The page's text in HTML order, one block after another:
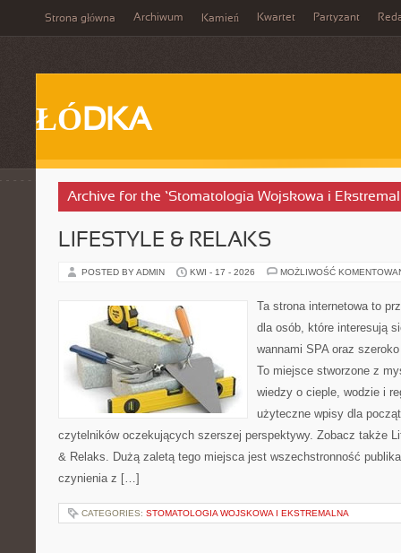
Strona główna Archiwum Kamień Kwartet Partyzant
ŁÓDKA
Archive for the ‘Stomatologia Wojskowa i
LIFESTYLE & RELAKS
POSTED BY ADMIN KWI - 17 - 2026 MOŻLIWOŚĆ
Ta strona internetowa to
dla osób, które interesują
wannami SPA oraz
To miejsce stworzone z
wiedzy o cieple, wodzie i
użyteczne wpisy dla
czytelników oczekujących szerszej perspektywy. Zobacz także
& Relaks. Dużą zaletą tego miejsca jest wszechstronność
czynienia z […]
CATEGORIES: STOMATOLOGIA WOJSKOWA I EKSTREMALNA